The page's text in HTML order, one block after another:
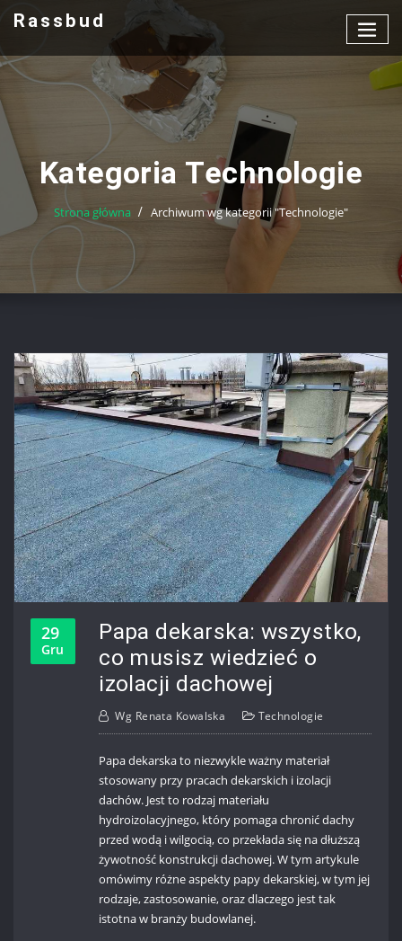
Rassbud
Kategoria Technologie
Strona główna Archiwum wg kategorii "Technologie"
29
Gru
Papa dekarska: wszystko,
co musisz wiedzieć o
izolacji dachowej
Wg Renata Kowalska Technologie
Papa dekarska to niezwykle ważny materiał
stosowany przy pracach dekarskich i izolacji
dachów. Jest to rodzaj materiału
hydroizolacyjnego, który pomaga chronić dachy
przed wodą i wilgocią, co przekłada się na dłuższą
żywotność konstrukcji dachowej. W tym artykule
omówimy różne aspekty papy dekarskiej, w tym jej
rodzaje, zastosowanie, oraz dlaczego jest tak
istotna w branży budowlanej.